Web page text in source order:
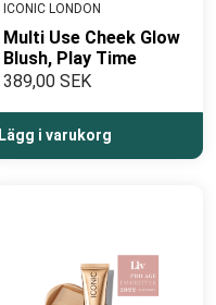
ICONIC LONDON
Multi Use Cheek Glow
Blush, Play Time
389,00 SEK
Lägg i varukorg